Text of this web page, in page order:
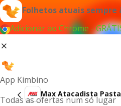
Folhetos atuais sempre
Adicionar ao Chrome -
App Kimbino
Todas as ofertas num só lugar
Max Atacadista